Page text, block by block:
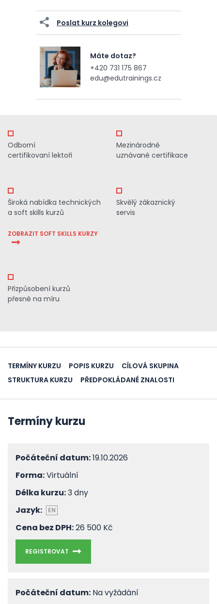
Poslat kurz kolegovi
Máte dotaz?
+420 731 175 867
edu@edutrainings.cz
Odborní
certifikovaní lektoři
Mezinárodně
uznávané certifikace
Široká nabídka technických
a soft skills kurzů
ZOBRAZIT SOFT SKILLS KURZY
Skvělý zákaznický
servis
Přizpůsobení kurzů
přesně na míru
TERMÍNY KURZU POPIS KURZU
CÍLOVÁ SKUPINA
STRUKTURA KURZU
PŘEDPOKLÁDANÉ ZNALOSTI
Termíny kurzu
Počáteční datum:19.10.2026
Forma:Virtuální
Délka kurzu:3 dny
Jazyk:
EN
Cena bez DPH:26 500 Kč
REGISTROVAT
Počáteční datum: Na vyžádání